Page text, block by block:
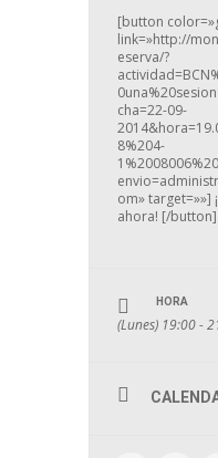
[button
link=»http://
eserva/?
cha=22-09-
8%204-
om» target=»»]
ahora! [/button]
HORA
(Lunes) 19:00 -